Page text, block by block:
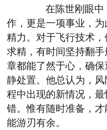
在陈世刚眼中
作，更是一项事业，
精力。对于飞行技术
求精，有时间坚持翻
章都能了然于心，确
静处置。他总认为，
程中出现的新情况，
错。惟有随时准备，
能游刃有余。